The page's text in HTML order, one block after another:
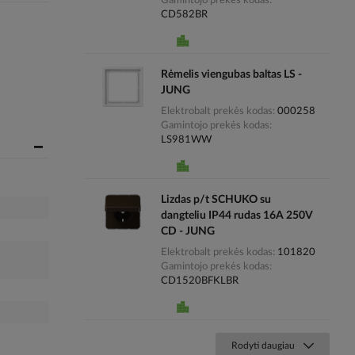
CD582BR
Rėmelis viengubas baltas LS -
JUNG
Elektrobalt prekės kodas 000258
Gamintojo prekės kodas
LS981WW
Lizdas p/t SCHUKO su
dangteliu IP44 rudas 16A 250V
CD - JUNG
Elektrobalt prekės kodas
101820
Gamintojo prekės kodas
CD1520BFKLBR
Rodyti daugiau